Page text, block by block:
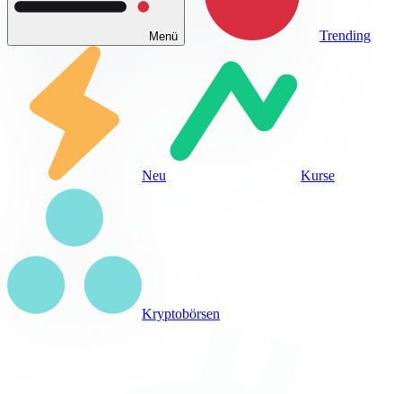
Menü Trending
Neu Kurse
Kryptobörsen